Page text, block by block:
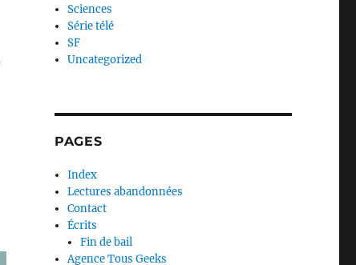
Sciences
Série télé
SF
Uncategorized
PAGES
Index
Lectures abandonnées
Contact
Écrits
Fin de bail
Agence Tous Geeks